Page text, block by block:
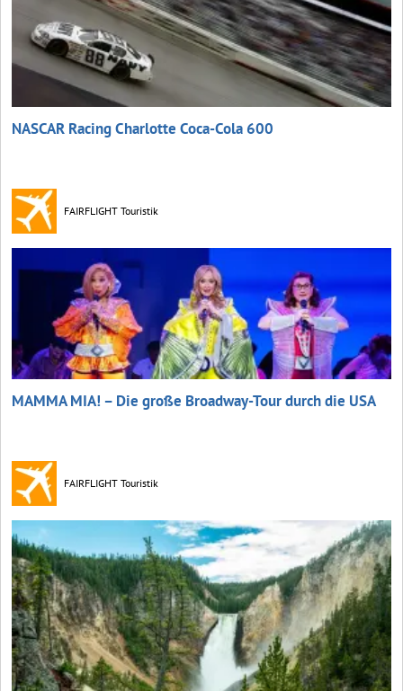
NASCAR Racing Charlotte Coca‑Cola 600
FAIRFLIGHT Touristik
MAMMA MIA! – Die große Broadway-Tour durch die USA
FAIRFLIGHT Touristik